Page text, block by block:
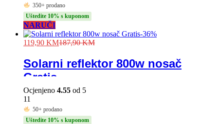
350+ prodano
Uštedite 10% s kuponom
NARUČI
-36%
119,90 KM187,90KM
Solarni reflektor 800w nosač
Gratis
Ocjenjeno 4.55 od 5
11
50+ prodano
Uštedite 10% s kuponom